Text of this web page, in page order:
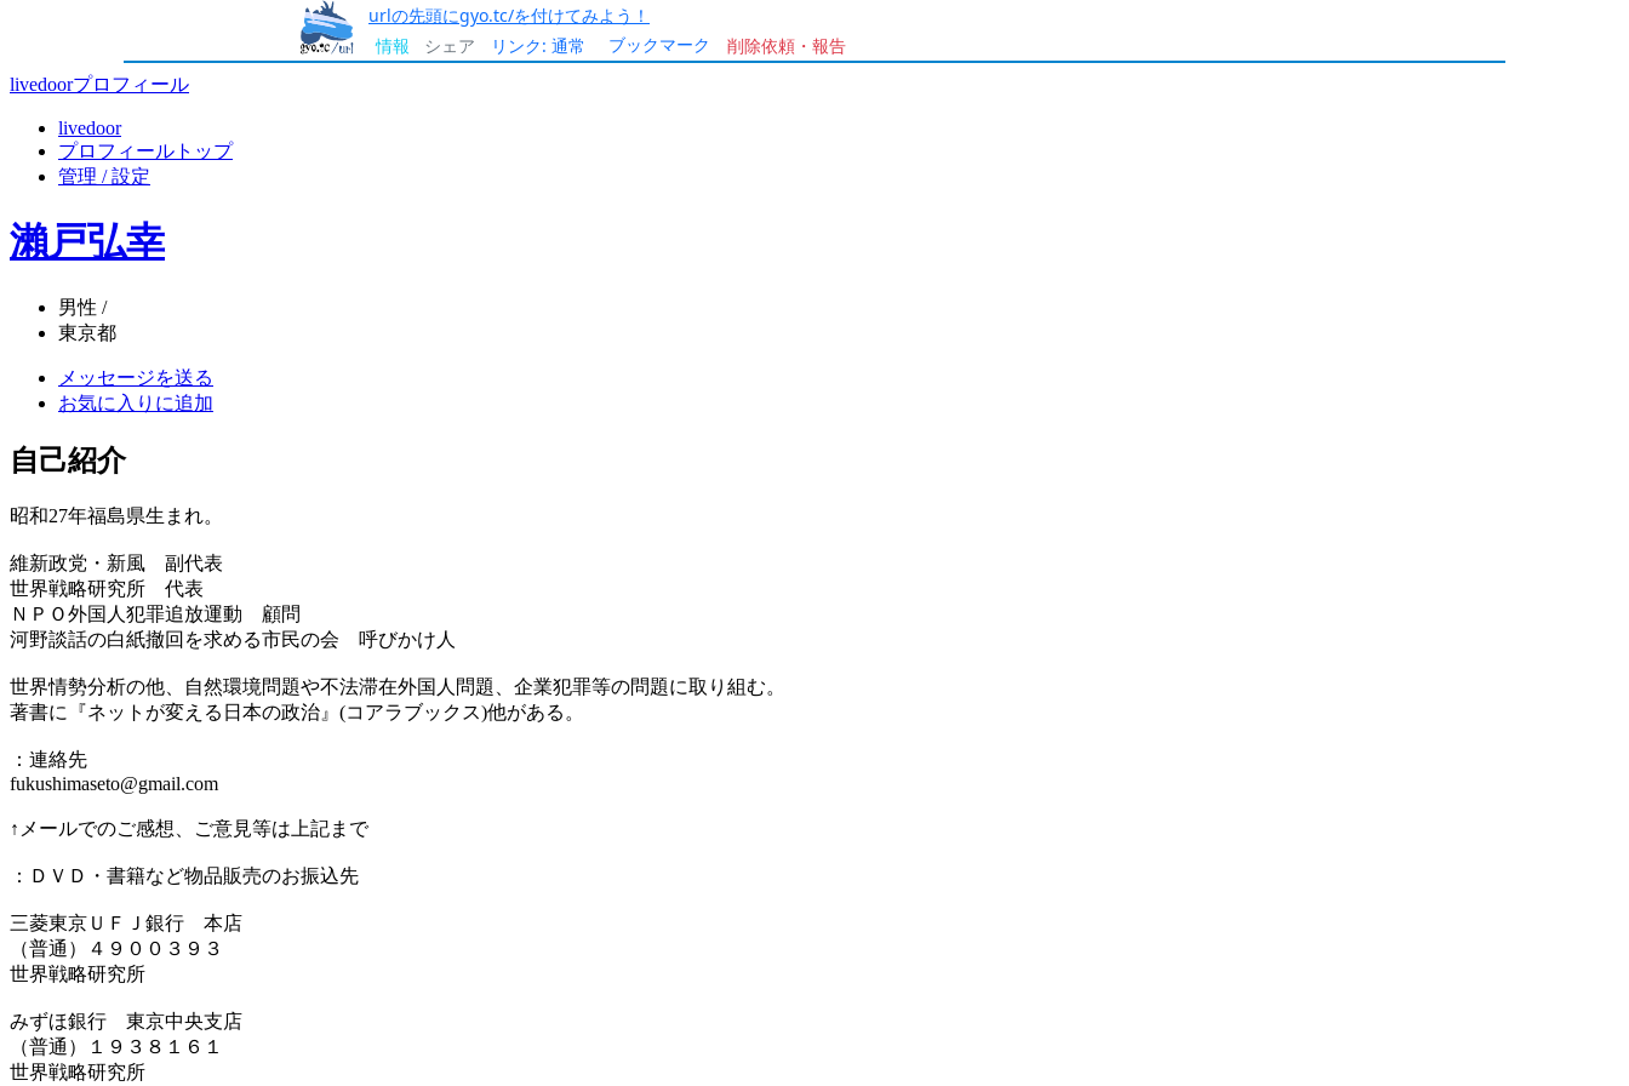
urlの先頭にgyo.tc/を付けてみよう！
情報
シェア リンク: 通常 ブックマーク 削除依頼・報告